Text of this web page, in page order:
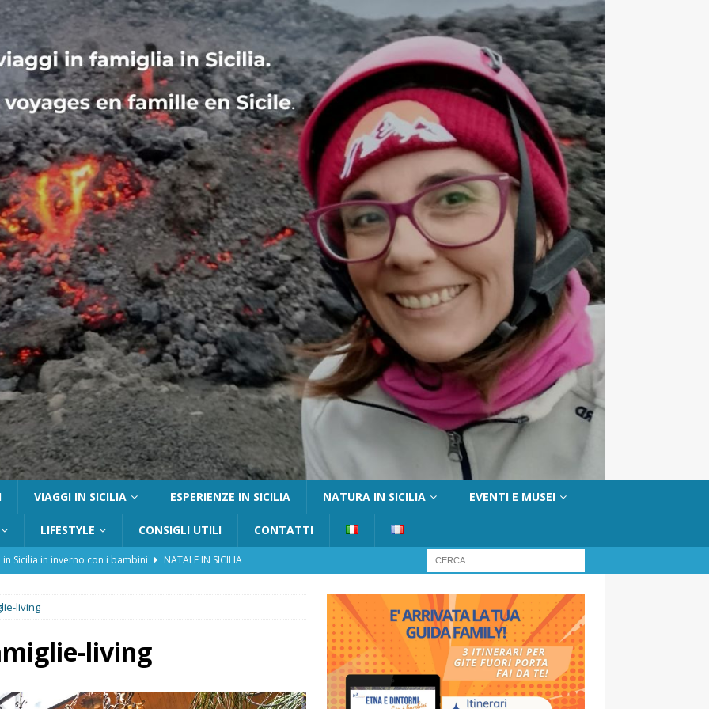
VIAGGI IN SICILIA ESPERIENZE IN SICILIA NATURA IN SICILIA EVENTI E MUSEI
LIFESTYLE CONSIGLI UTILI CONTATTI
in Sicilia in inverno con i bambini
NATALE IN SICILIA
con bambini: guida completa su come arrivare,
PORTA
a Pantelleria: dammusi vista mare e resort immersi nella natura
living
living